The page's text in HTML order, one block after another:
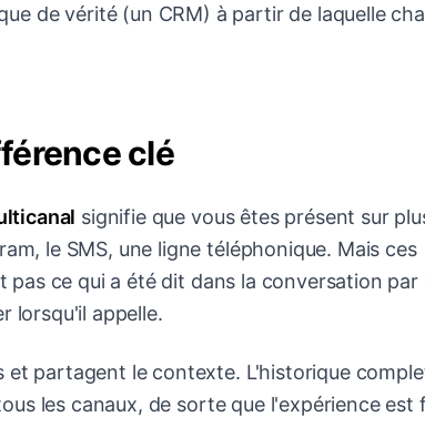
de vérité (un CRM) à partir de laquelle
clé
signifie que vous êtes présent sur
le SMS, une ligne téléphonique. Mais ces
ce qui a été dit dans la conversation par
lorsqu'il appelle.
et partagent le contexte. L'historique
les canaux, de sorte que l'expérience est